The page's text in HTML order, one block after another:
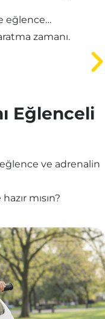
eğlence…
zamanı.
Eğlenceli
ve adrenalin
mısın?